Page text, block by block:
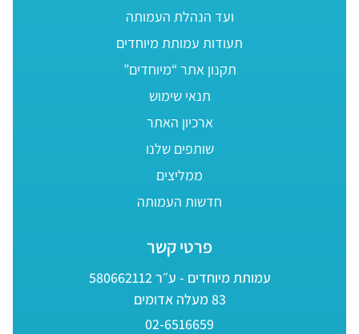
ועד הנהלת העמותה
תעודות עמותת מיוחדים
תקנון אתר “מיוחדים”
תנאי שימוש
ארכיון האתר
שותפים שלנו
ממליצים
חדשות העמותה
פרטי קשר
עמותת מיוחדים - ע״ר 580662112
83 מעלה אדומים
02-6516659